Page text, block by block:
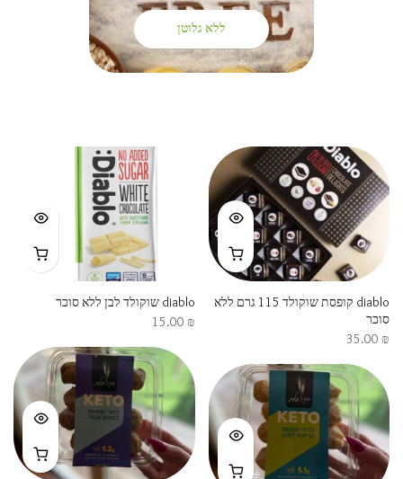
ללא גלוטן
diablo קופסת שוקולד 115 גרם ללא
סוכר
35.00 ₪
diablo שוקולד לבן ללא סוכר
15.00 ₪